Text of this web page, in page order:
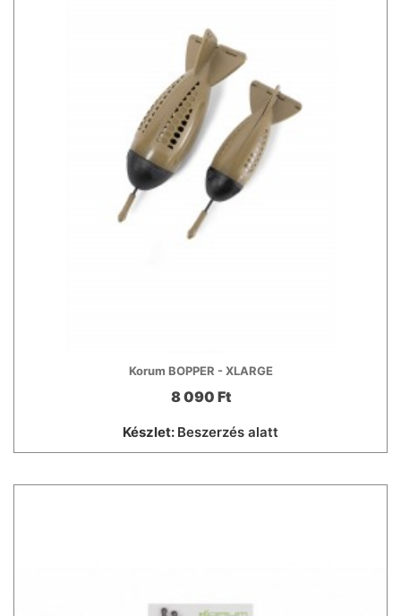
Korum BOPPER - XLARGE
8 090 Ft
Készlet: Beszerzés alatt